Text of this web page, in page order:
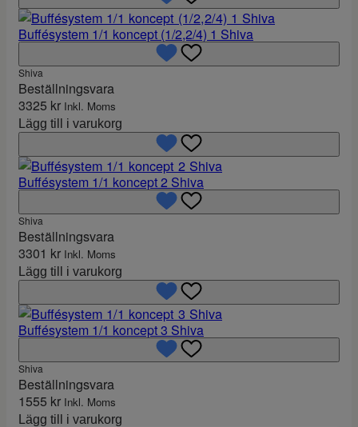
Buffésystem 1/1 koncept (1/2,2/4) 1 Shiva
Shiva
Beställningsvara
3325 kr Inkl. Moms
Lägg till i varukorg
Buffésystem 1/1 koncept 2 Shiva
Shiva
Beställningsvara
3301 kr Inkl. Moms
Lägg till i varukorg
Buffésystem 1/1 koncept 3 Shiva
Shiva
Beställningsvara
1555 kr Inkl. Moms
Lägg till i varukorg